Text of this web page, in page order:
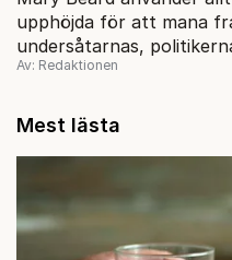
upphöjda för att mana
undersåtarnas,
Av: Redaktionen
Mest lästa